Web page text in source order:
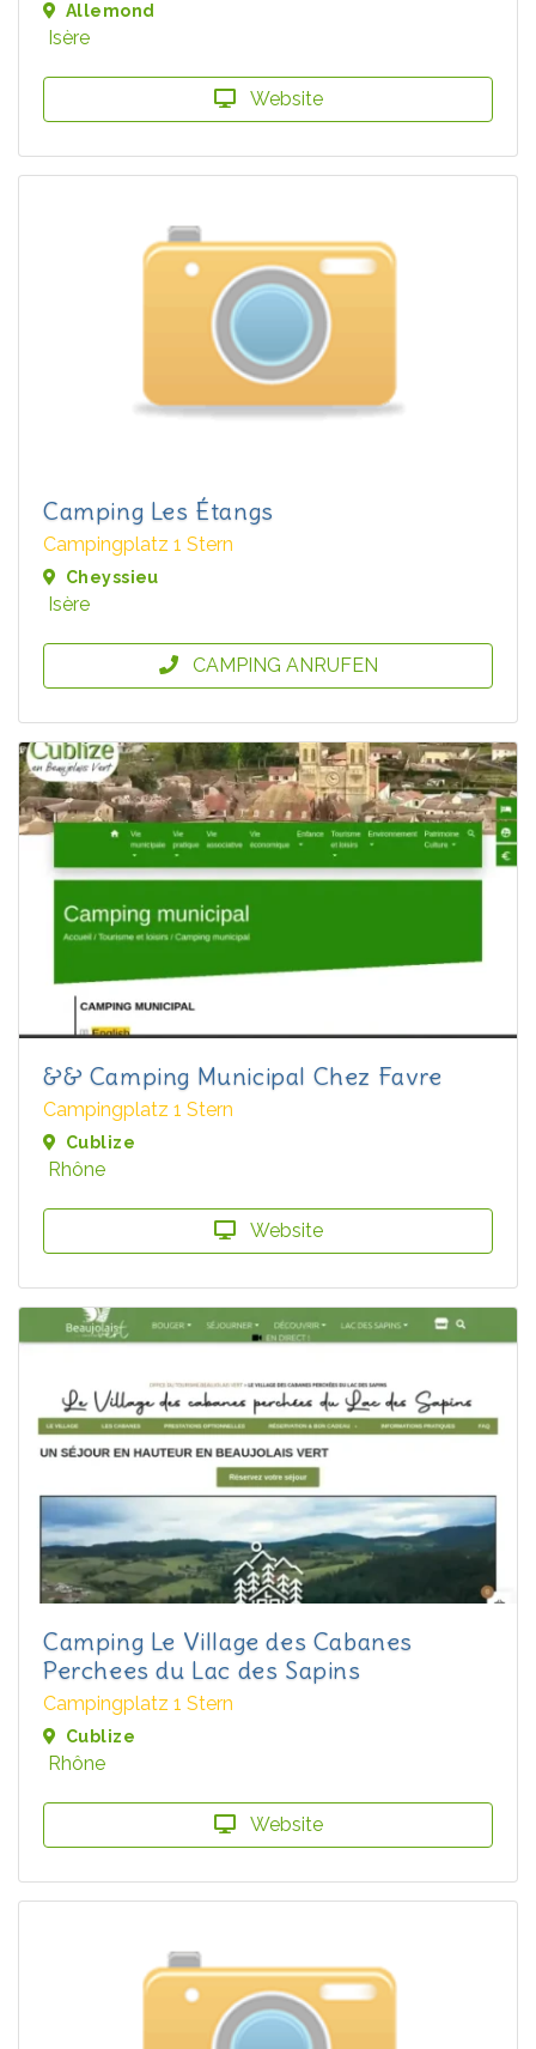
Allemond
Isère
Website
Camping Les Étangs
Campingplatz 1 Stern
Cheyssieu
Isère
CAMPING ANRUFEN
&& Camping Municipal Chez Favre
Campingplatz 1 Stern
Cublize
Rhône
Website
Camping Le Village des Cabanes
Perchees du Lac des Sapins
Campingplatz 1 Stern
Cublize
Rhône
Website